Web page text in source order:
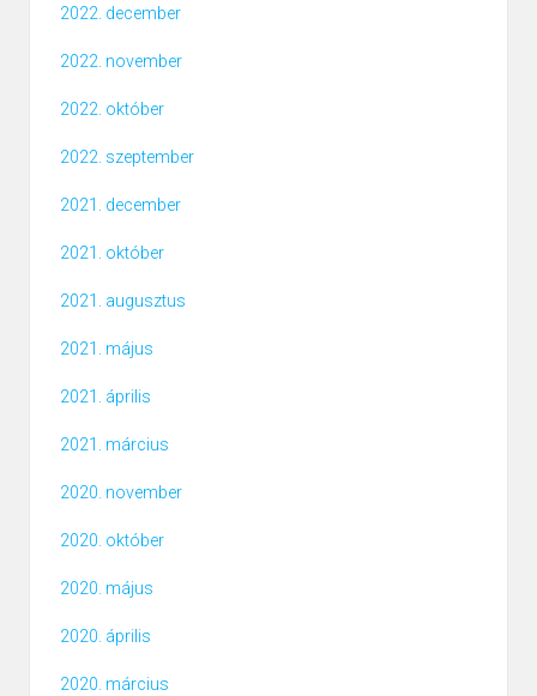
2022. december
2022. november
2022. október
2022. szeptember
2021. december
2021. október
2021. augusztus
2021. május
2021. április
2021. március
2020. november
2020. október
2020. május
2020. április
2020. március